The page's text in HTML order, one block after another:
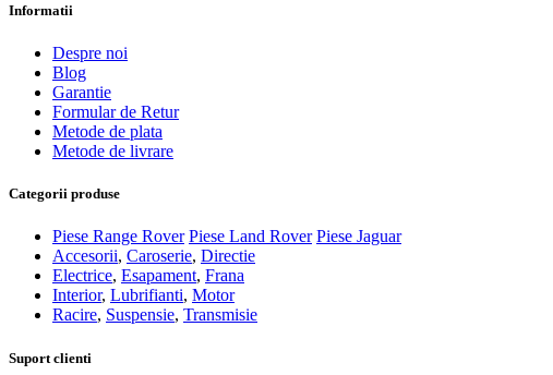
Informatii
Despre noi
Blog
Garantie
Formular de Retur
Metode de plata
Metode de livrare
Categorii produse
Piese Range Rover Piese Land Rover Piese Jaguar
Accesorii, Caroserie, Directie
Electrice, Esapament, Frana
Interior, Lubrifianti, Motor
Racire, Suspensie, Transmisie
Suport clienti